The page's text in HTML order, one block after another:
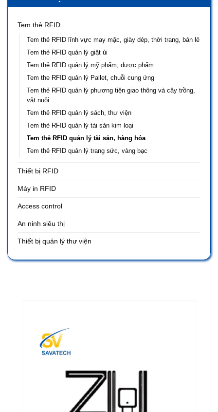
Tem thẻ RFID
Tem thẻ RFID lĩnh vực may mặc, giày dép, thời trang, bán lẻ
Tem thẻ RFID quản lý giặt ủi
Tem thẻ RFID quản lý mỹ phẩm, dược phẩm
Tem the RFID quản lý Pallet, chuỗi cung ứng
Tem thẻ RFID quản lý phương tiện giao thông và cây trồng,
vật nuôi
Tem thẻ RFID quản lý sách, thư viện
Tem thẻ RFID quản lý tài sản kim loại
Tem thẻ RFID quản lý tài sản, hàng hóa
Tem thẻ RFID quản lý trang sức, vàng bạc
Thiết bị RFID
Máy in RFID
Access control
An ninh siêu thị
Thiết bị quản lý thư viện